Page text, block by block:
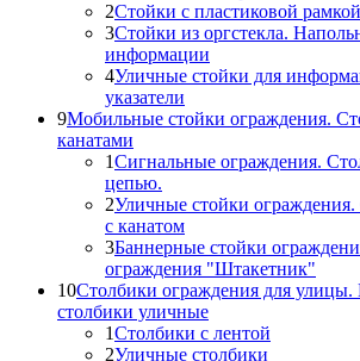
2Стойки с пластиковой рамкой
3Стойки из оргстекла.
информации
4Уличные стойки для
указатели
9Мобильные стойки ограждения.
канатами
1Сигнальные ограждения.
цепью.
2Уличные стойки
с канатом
3Баннерные стойки
ограждения "Штакетник"
10Столбики ограждения для
столбики уличные
1Столбики с лентой
2Уличные столбики